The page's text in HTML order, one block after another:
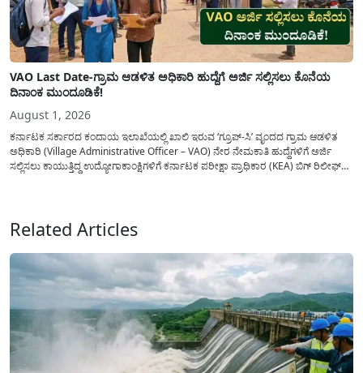
VAO Last Date-ಗ್ರಾಮ ಆಡಳಿತ ಅಧಿಕಾರಿ ಹುದ್ದೆಗೆ ಅರ್ಜಿ ಸಲ್ಲಿಸಲು ಕೊನೆಯ
ದಿನಾಂಕ ಮುಂದೂಡಿಕೆ!
August 1, 2026
ಕರ್ನಾಟಕ ಸರ್ಕಾರದ ಕಂದಾಯ ಇಲಾಖೆಯಲ್ಲಿ ಖಾಲಿ ಇರುವ ‘ಗ್ರೂಪ್-ಸಿ’ ವೃಂದದ ಗ್ರಾಮ ಆಡಳಿತ
ಅಧಿಕಾರಿ (Village Administrative Officer – VAO) ನೇರ ನೇಮಕಾತಿ ಹುದ್ದೆಗಳಿಗೆ ಅರ್ಜಿ
ಸಲ್ಲಿಸಲು ಕಾಯುತ್ತಿದ್ದ ಉದ್ಯೋಗಾಕಾಂಕ್ಷಿಗಳಿಗೆ ಕರ್ನಾಟಕ ಪರೀಕ್ಷಾ ಪ್ರಾಧಿಕಾರ (KEA) ಬಿಗ್ ರಿಲೀಫ್
Related Articles